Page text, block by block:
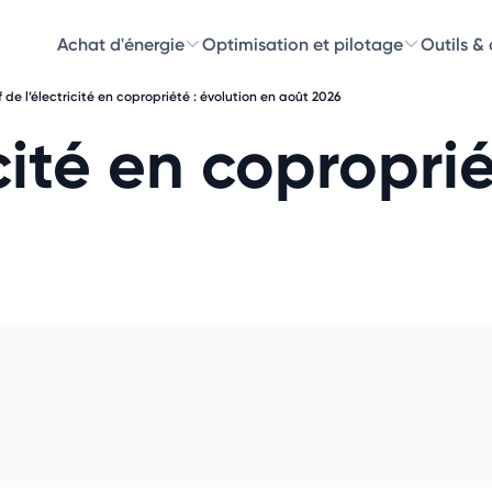
Achat d'énergie Optimisation et pilotage Outils &
de l’électricité en copropriété : évolution en août 2026
en
Choisissez les